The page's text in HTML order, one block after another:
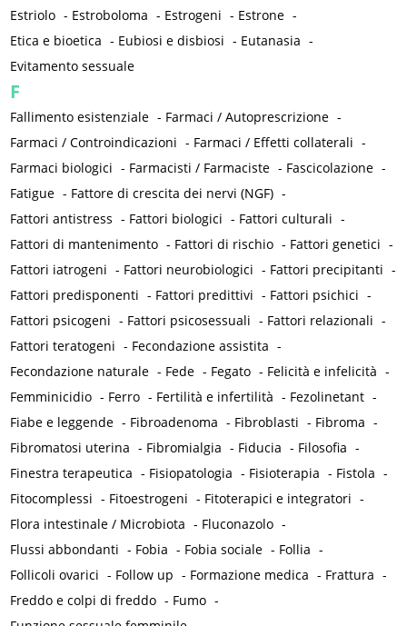
Estriolo - Estroboloma - Estrogeni - Estrone -
Etica e bioetica - Eubiosi e disbiosi - Eutanasia -
Evitamento sessuale
F
Fallimento esistenziale - Farmaci / Autoprescrizione -
Farmaci / Controindicazioni - Farmaci / Effetti collaterali -
Farmaci biologici - Farmacisti / Farmaciste - Fascicolazione -
Fatigue - Fattore di crescita dei nervi (NGF) -
Fattori antistress - Fattori biologici - Fattori culturali -
Fattori di mantenimento - Fattori di rischio - Fattori genetici -
Fattori iatrogeni - Fattori neurobiologici - Fattori precipitanti -
Fattori predisponenti - Fattori predittivi - Fattori psichici -
Fattori psicogeni - Fattori psicosessuali - Fattori relazionali -
Fattori teratogeni - Fecondazione assistita -
Fecondazione naturale - Fede - Fegato - Felicità e infelicità -
Femminicidio - Ferro - Fertilità e infertilità - Fezolinetant -
Fiabe e leggende - Fibroadenoma - Fibroblasti - Fibroma -
Fibromatosi uterina - Fibromialgia - Fiducia - Filosofia -
Finestra terapeutica - Fisiopatologia - Fisioterapia - Fistola -
Fitocomplessi - Fitoestrogeni - Fitoterapici e integratori -
Flora intestinale / Microbiota - Fluconazolo -
Flussi abbondanti - Fobia - Fobia sociale - Follia -
Follicoli ovarici - Follow up - Formazione medica - Frattura -
Freddo e colpi di freddo - Fumo -